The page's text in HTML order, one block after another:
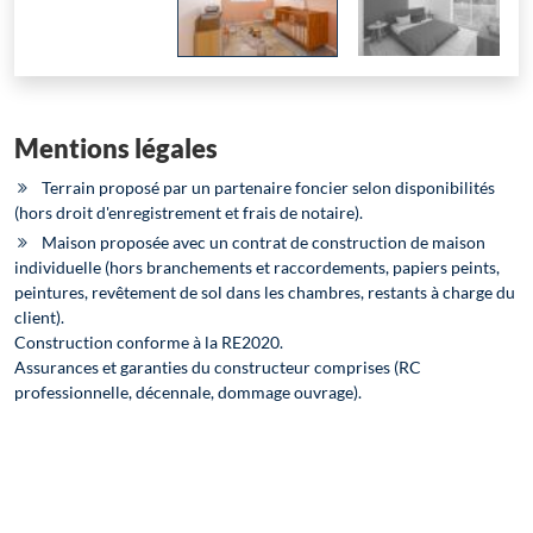
Mentions légales
Terrain proposé par un partenaire foncier selon disponibilités
(hors droit d'enregistrement et frais de notaire).
Maison proposée avec un contrat de construction de maison
individuelle (hors branchements et raccordements, papiers peints,
peintures, revêtement de sol dans les chambres, restants à charge du
client).
Construction conforme à la RE2020.
Assurances et garanties du constructeur comprises (RC
professionnelle, décennale, dommage ouvrage).